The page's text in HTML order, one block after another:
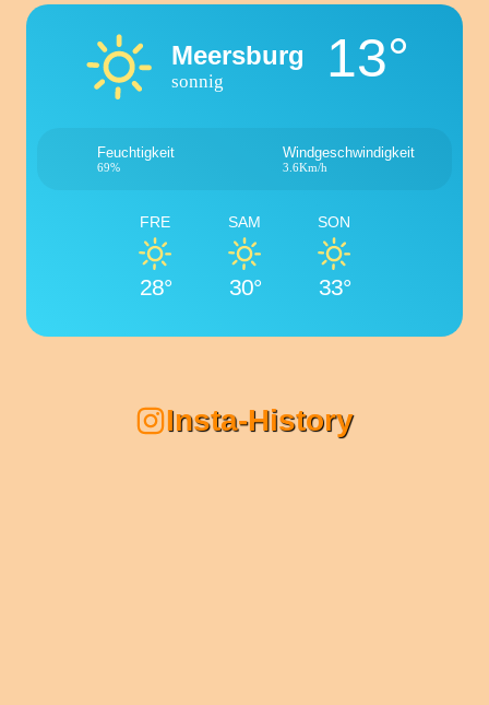
Meersburg
sonnig 13°
Feuchtigkeit
69%
Windgeschwindigkeit
3.6Km/h
FRE
28°
SAM
30°
SON
33°
Insta-History